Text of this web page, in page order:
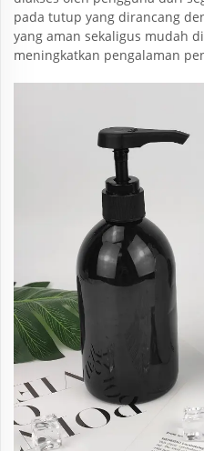
pada tutup yang dirancang
yang aman sekaligus mudah
meningkatkan pengalaman